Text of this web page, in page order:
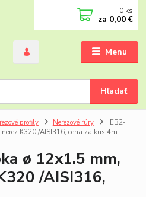
Menu
Hľadať
0 ks
za 0,00 €
profily Nerezové rúry
EB2-
K320 /AISI316, cena za kus 4m
ø 12x1.5 mm,
/AISI316,